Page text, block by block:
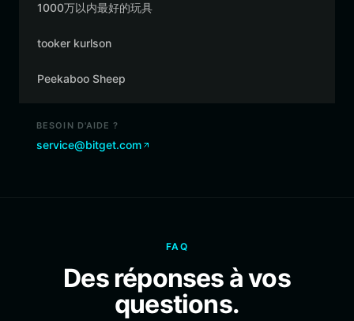
1000万以内最好的玩具
tooker kurlson
Peekaboo Sheep
BESOIN D'AIDE ?
service@bitget.com
FAQ
Des réponses à vos
questions.